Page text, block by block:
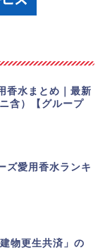
香水まとめ｜最新
含）【グループ
ズ愛用香水ランキ
物更生共済」の